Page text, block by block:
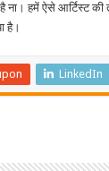
ना। हमें ऐसे आर्टिस्ट
है।
LinkedIn